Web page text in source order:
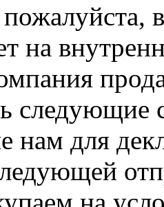
на
следующие
нам для